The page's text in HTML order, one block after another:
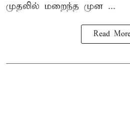
முதலில் மறைந்த முன ...
Read